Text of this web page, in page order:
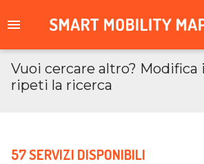
Vuoi cercare altro? Modifica
ripeti la ricerca
57 SERVIZI DISPONIBILI